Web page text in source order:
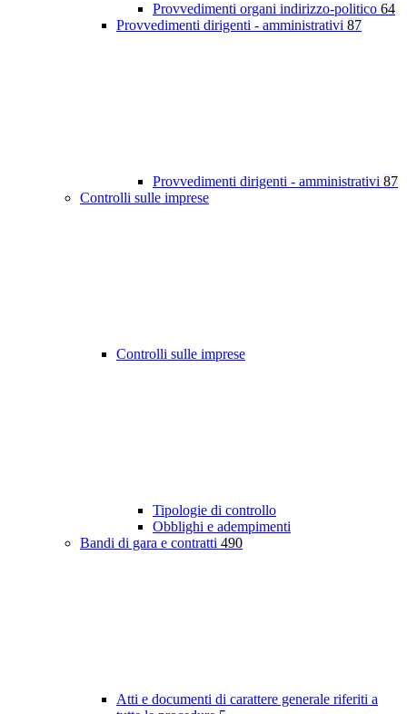
Provvedimenti organi indirizzo-politico 64
Provvedimenti dirigenti - amministrativi 87
Provvedimenti dirigenti - amministrativi 87
Controlli sulle imprese
Controlli sulle imprese
Tipologie di controllo
Obblighi e adempimenti
Bandi di gara e contratti 490
Atti e documenti di carattere generale riferiti a